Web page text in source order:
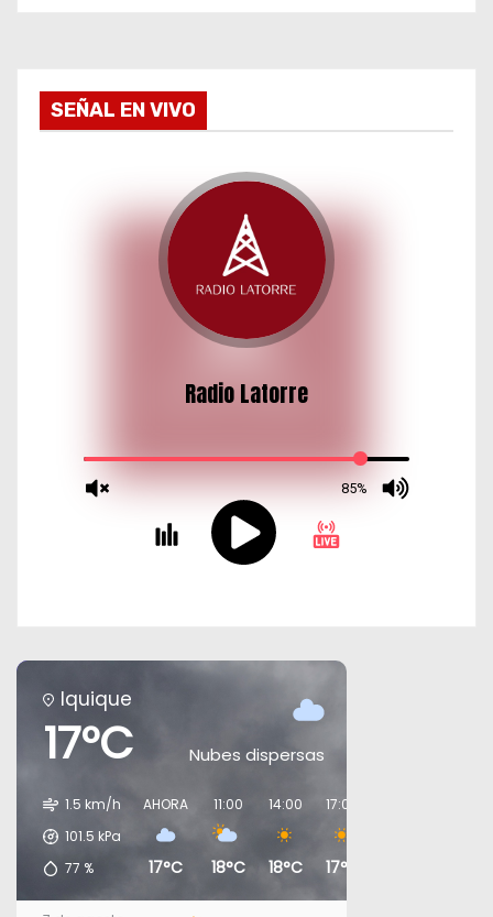
r
a
SEÑAL EN VIVO
Iquique
17°C Nubes dispersas
1.5 km/h
101.5 kPa
77 %
AHORA
17°C
11:00
18°C
14:00
18°C
17:00
17°C